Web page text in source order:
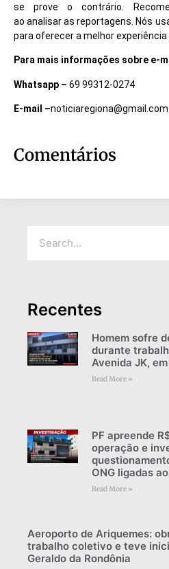
se prove o contrário.
ao analisar as reportagens. Nós
para oferecer a melhor experiência
Para mais informações sobre e-
Whatsapp – 69 99312-0274
E-mail –noticiaregiona@gmail.com
Comentários
Recentes
Homem sofre
durante
Avenida JK,
Read More »
PF apreende
operação e
ONG ligadas
Read More »
Aeroporto de Ariquemes:
trabalho coletivo e teve
Geraldo da Rondônia